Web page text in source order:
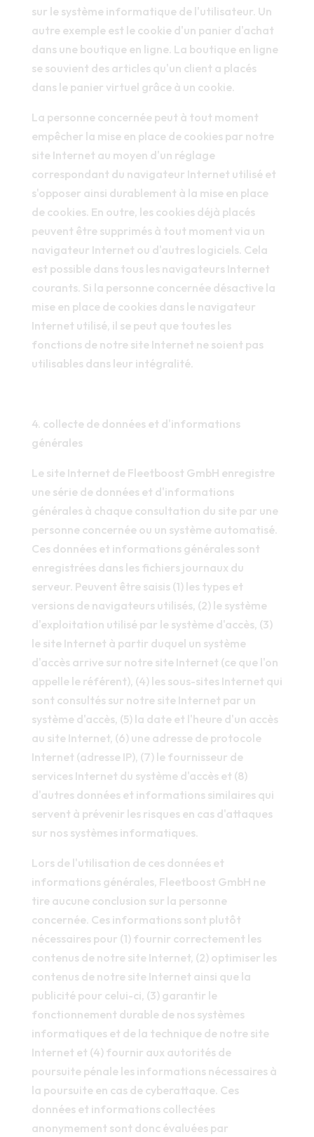
sur le système informatique de l'utilisateur. Un
autre exemple est le cookie d'un panier d'achat
dans une boutique en ligne. La boutique en ligne
se souvient des articles qu'un client a placés
dans le panier virtuel grâce à un cookie.
La personne concernée peut à tout moment
empêcher la mise en place de cookies par notre
site Internet au moyen d'un réglage
correspondant du navigateur Internet utilisé et
s'opposer ainsi durablement à la mise en place
de cookies. En outre, les cookies déjà placés
peuvent être supprimés à tout moment via un
navigateur Internet ou d'autres logiciels. Cela
est possible dans tous les navigateurs Internet
courants. Si la personne concernée désactive la
mise en place de cookies dans le navigateur
Internet utilisé, il se peut que toutes les
fonctions de notre site Internet ne soient pas
utilisables dans leur intégralité.
4. collecte de données et d'informations
générales
Le site Internet de Fleetboost GmbH enregistre
une série de données et d'informations
générales à chaque consultation du site par une
personne concernée ou un système automatisé.
Ces données et informations générales sont
enregistrées dans les fichiers journaux du
serveur. Peuvent être saisis (1) les types et
versions de navigateurs utilisés, (2) le système
d'exploitation utilisé par le système d'accès, (3)
le site Internet à partir duquel un système
d'accès arrive sur notre site Internet (ce que l'on
appelle le référent), (4) les sous-sites Internet qui
sont consultés sur notre site Internet par un
système d'accès, (5) la date et l'heure d'un accès
au site Internet, (6) une adresse de protocole
Internet (adresse IP), (7) le fournisseur de
services Internet du système d'accès et (8)
d'autres données et informations similaires qui
servent à prévenir les risques en cas d'attaques
sur nos systèmes informatiques.
Lors de l'utilisation de ces données et
informations générales, Fleetboost GmbH ne
tire aucune conclusion sur la personne
concernée. Ces informations sont plutôt
nécessaires pour (1) fournir correctement les
contenus de notre site Internet, (2) optimiser les
contenus de notre site Internet ainsi que la
publicité pour celui-ci, (3) garantir le
fonctionnement durable de nos systèmes
informatiques et de la technique de notre site
Internet et (4) fournir aux autorités de
poursuite pénale les informations nécessaires à
la poursuite en cas de cyberattaque. Ces
données et informations collectées
anonymement sont donc évaluées par